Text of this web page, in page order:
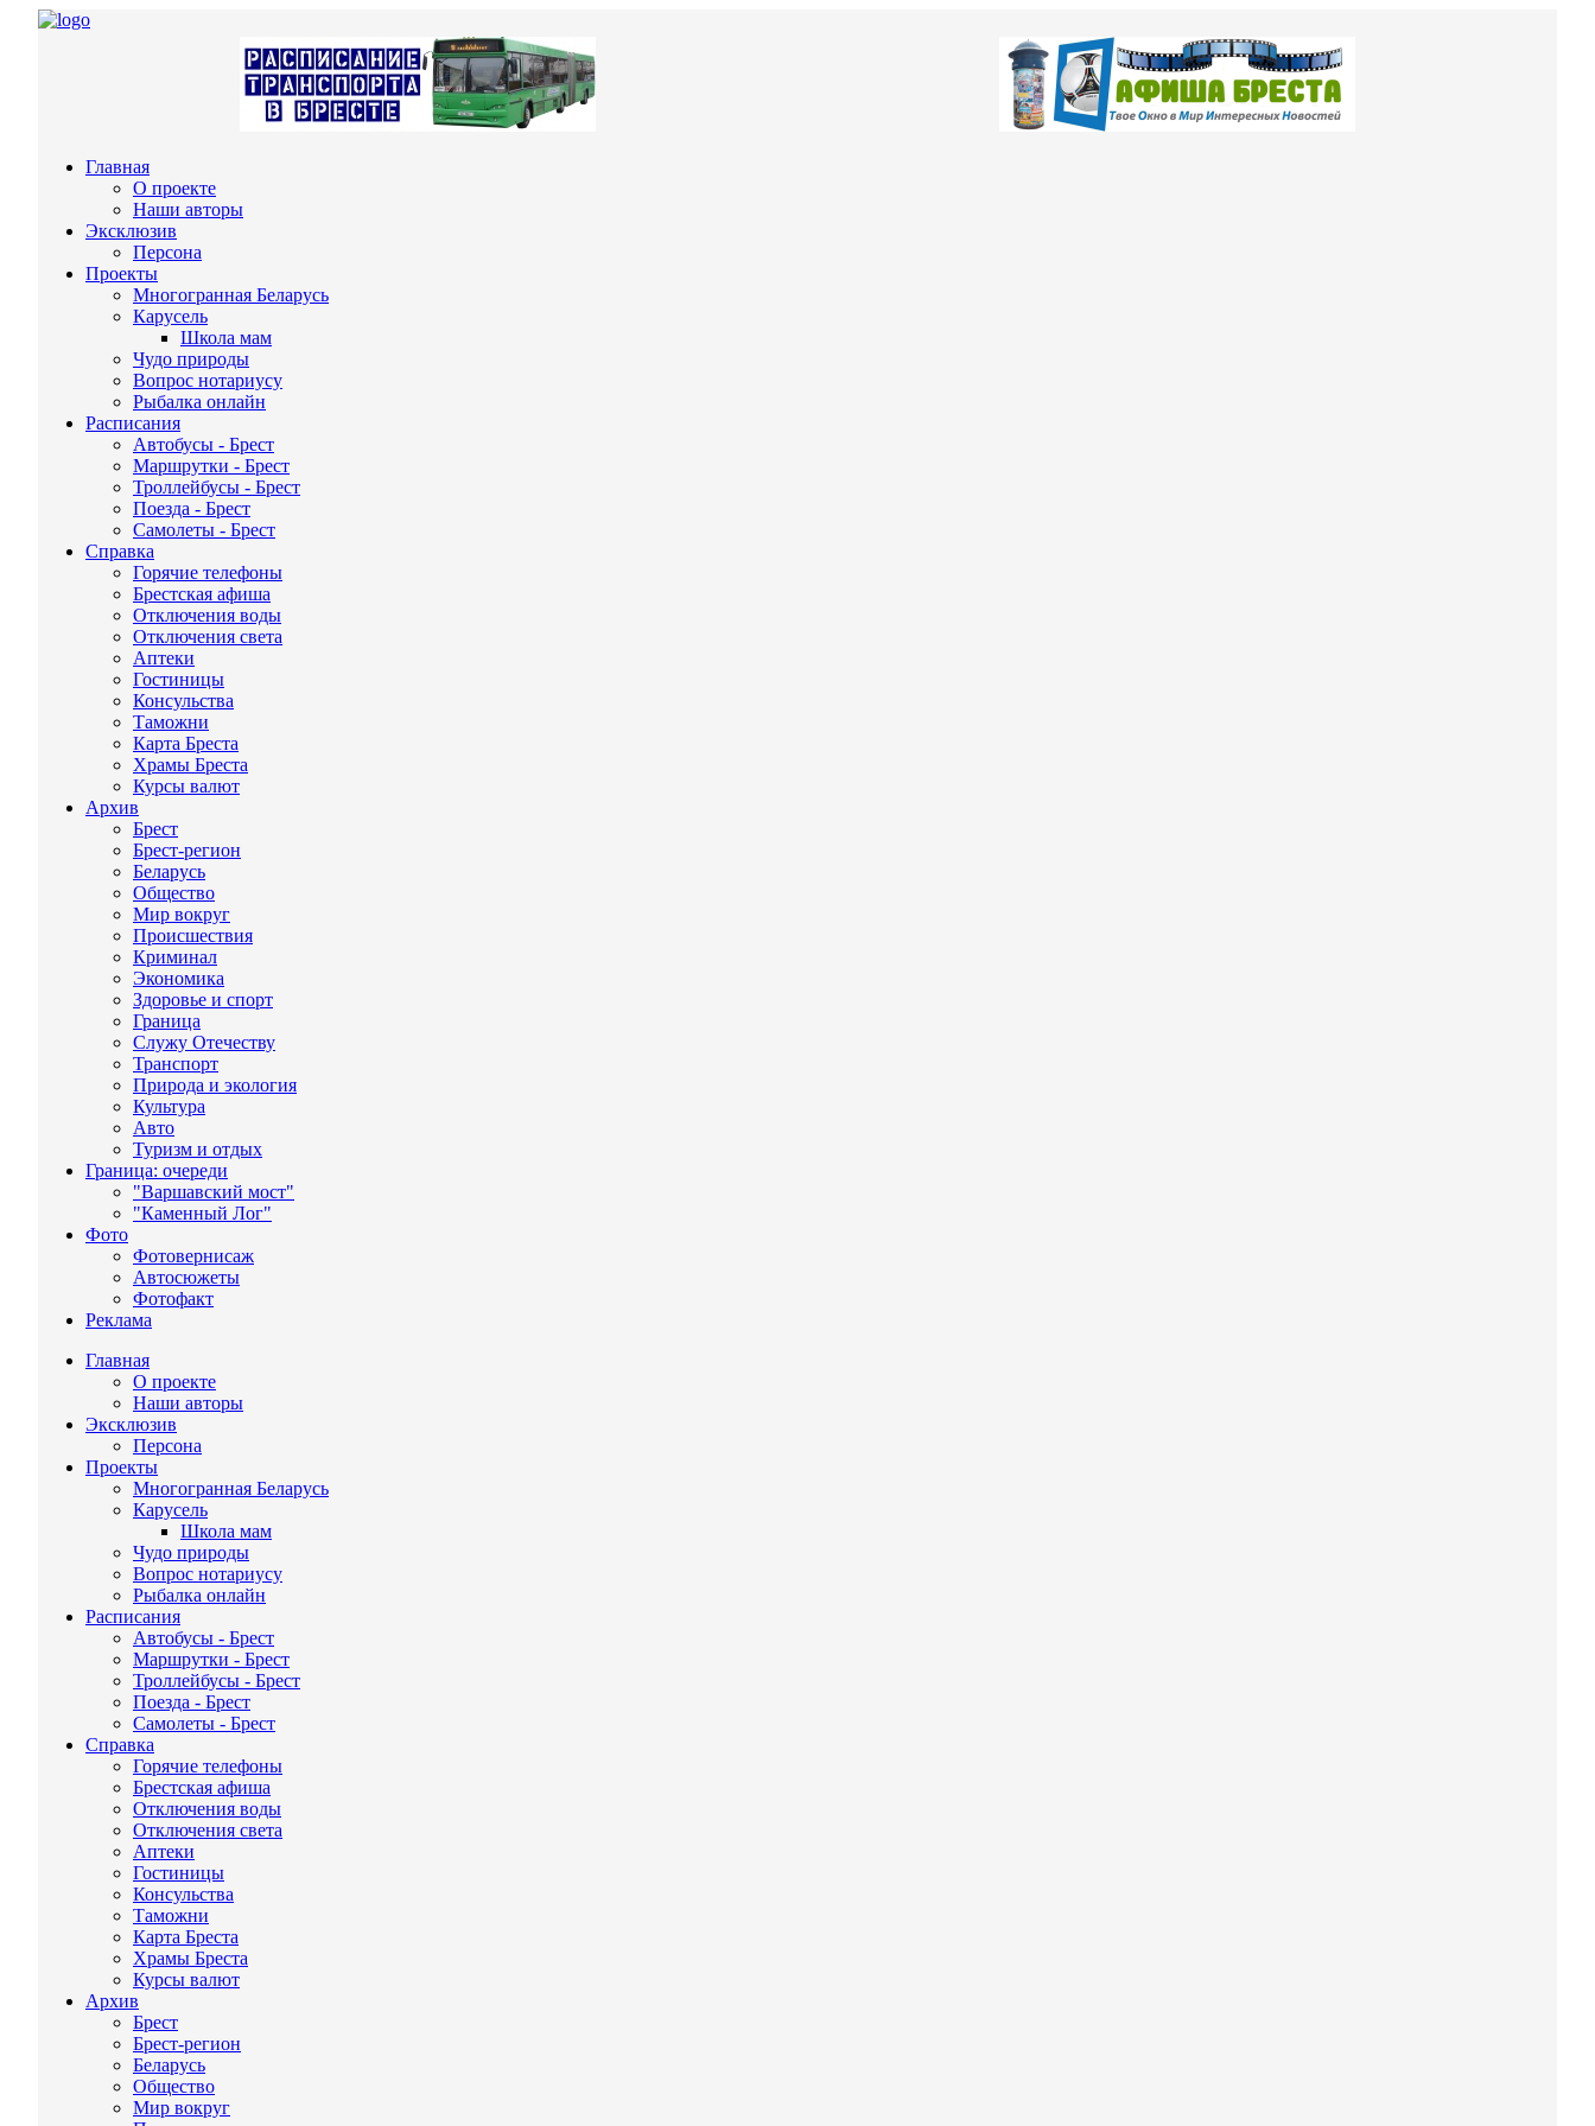
Главная
О проекте
Наши авторы
Эксклюзив
Персона
Проекты
Многогранная Беларусь
Карусель
Школа мам
Чудо природы
Вопрос нотариусу
Рыбалка онлайн
Расписания
Автобусы - Брест
Маршрутки - Брест
Троллейбусы - Брест
Поезда - Брест
Самолеты - Брест
Справка
Горячие телефоны
Брестская афиша
Отключения воды
Отключения света
Аптеки
Гостиницы
Консульства
Таможни
Карта Бреста
Храмы Бреста
Курсы валют
Архив
Брест
Брест-регион
Беларусь
Общество
Мир вокруг
Происшествия
Криминал
Экономика
Здоровье и спорт
Граница
Служу Отечеству
Транспорт
Природа и экология
Культура
Авто
Туризм и отдых
Граница: очереди
"Варшавский мост"
"Каменный Лог"
Фото
Фотовернисаж
Автосюжеты
Фотофакт
Реклама
Главная
О проекте
Наши авторы
Эксклюзив
Персона
Проекты
Многогранная Беларусь
Карусель
Школа мам
Чудо природы
Вопрос нотариусу
Рыбалка онлайн
Расписания
Автобусы - Брест
Маршрутки - Брест
Троллейбусы - Брест
Поезда - Брест
Самолеты - Брест
Справка
Горячие телефоны
Брестская афиша
Отключения воды
Отключения света
Аптеки
Гостиницы
Консульства
Таможни
Карта Бреста
Храмы Бреста
Курсы валют
Архив
Брест
Брест-регион
Беларусь
Общество
Мир вокруг